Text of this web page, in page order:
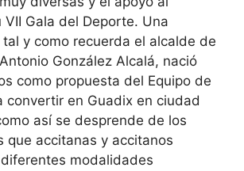
Gala del Deporte. Una
y como recuerda el alcalde de
González Alcalá, nació
como propuesta del Equipo de
convertir en Guadix en ciudad
así se desprende de los
que accitanas y accitanos
modalidades